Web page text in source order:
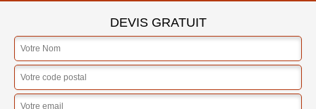
DEVIS GRATUIT